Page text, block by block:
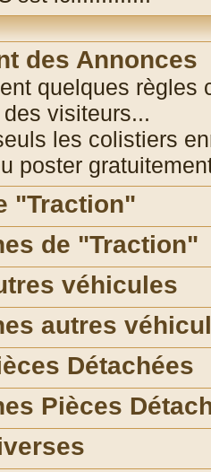
des Annonces
quelques règles
visiteurs...
les colistiers
poster
"Traction"
de "Traction"
véhicules
autres
Détachées
Pièces